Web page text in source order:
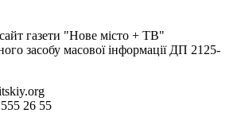
газети "Нове мiсто + ТВ"
засобу масової інформації ДП 2125-
26 55